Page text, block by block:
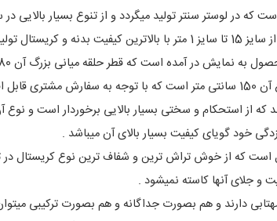
است که در لوستر سنتر تولید میگردد و از تنوع بسیار
10 حلقه طبقاتی تولید میگردد و حلقه های آن در هر دو شکل گرد و مربع از سایز
از استحکام و سختی بسیار بالایی برخوردار است و
محصول از نوع 5 سانتی و سوپرکریستال است که از خوش تراش ترین و شفاف
و جلای آنها کاسته نمیشود .
دارند و هم بصورت جداگانه و هم بصورت ترکیبی